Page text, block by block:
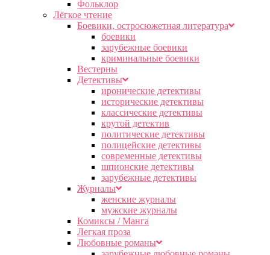
Фольклор
Лёгкое чтение
Боевики, остросюжетная литература
боевики
зарубежные боевики
криминальные боевики
Вестерны
Детективы
иронические детективы
исторические детективы
классические детективы
крутой детектив
политические детективы
полицейские детективы
современные детективы
шпионские детективы
зарубежные детективы
Журналы
женские журналы
мужские журналы
Комиксы / Манга
Легкая проза
Любовные романы